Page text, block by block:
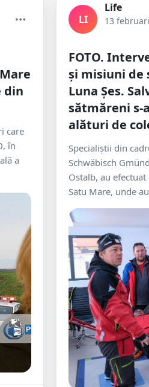
din
care
în
a
LI
Life
13
FOTO.
și misiuni de
Luna Șes.
sătmăreni s-
alături de
Specialiștii din
Schwäbisch
Ostalb, au
Satu Mare, unde